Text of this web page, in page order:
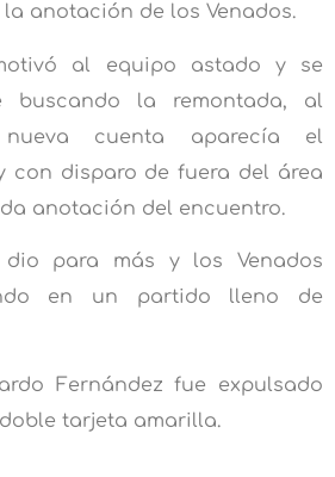
anotación de los Venados.
al equipo astado y se
buscando la remontada, al
cuenta aparecía el
con disparo de fuera del área
anotación del encuentro.
para más y los Venados
en un partido lleno de
Fernández fue expulsado
tarjeta amarilla.